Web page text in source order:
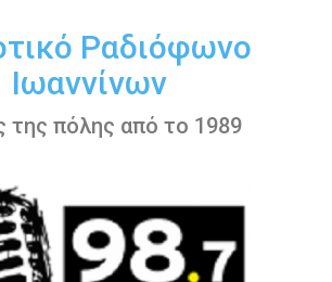
Ραδιόφωνο
Ιωαννίνων
της πόλης από το 1989